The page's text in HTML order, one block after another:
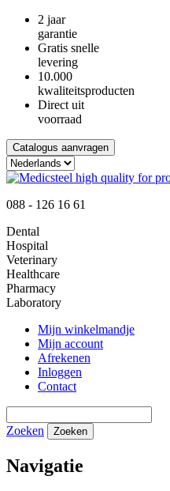
2 jaar
garantie
Gratis snelle
levering
10.000
kwaliteitsproducten
Direct uit
voorraad
Catalogus aanvragen
088 - 126 16 61
Dental
Hospital
Veterinary
Healthcare
Pharmacy
Laboratory
Mijn winkelmandje
Mijn account
Afrekenen
Inloggen
Contact
Zoeken Zoeken
Navigatie